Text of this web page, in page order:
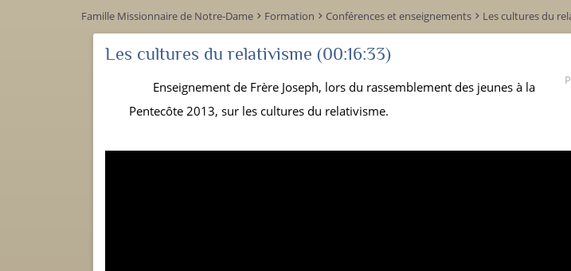
Famille Missionnaire de Notre-Dame keyboard_arrow_right Formation keyboard_arrow_right Conférences et enseignements keyboard_arrow_right Les cultures du
Les cultures du relativisme (00:16:33)
Enseignement de Frère Joseph, lors du rassemblement des jeunes à la
Pentecôte 2013, sur les cultures du relativisme.